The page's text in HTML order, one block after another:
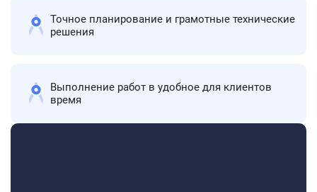
Точное планирование и грамотные технические
решения
Выполнение работ в удобное для клиентов
время